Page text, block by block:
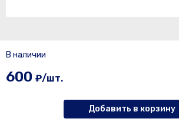
В наличии
600 ₽/шт.
Добавить в корзину